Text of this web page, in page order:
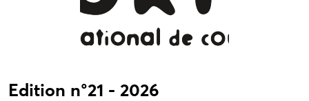
Edition n°21 - 2026